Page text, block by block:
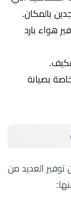
بالمكان.
هواء بارد
بصيانة
العديد من